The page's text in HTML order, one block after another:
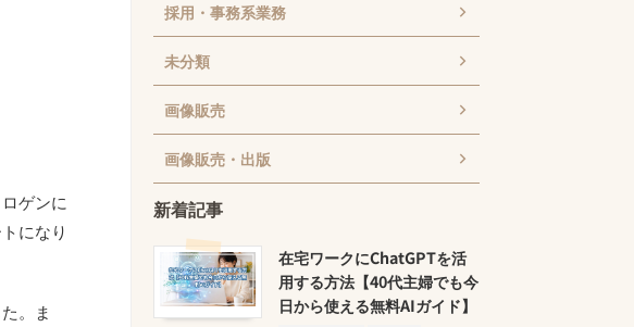
ゲンに
になり
。ま
採用・事務系業務
未分類
画像販売
画像販売・出版
新着記事
在宅ワークにChatGPTを活
用する方法【40代主婦でも今
日から使える無料AIガイド】